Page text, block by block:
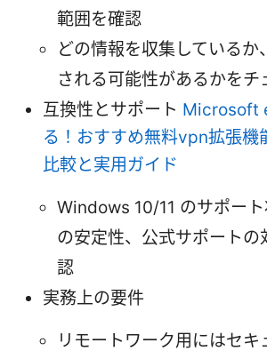
範囲を確認
どの情報を収集しているか
される可能性があるかをチ
互換性とサポート Microsoft
る！おすすめ無料vpn拡張機
比較と実用ガイド
Windows 10/11 のサポート
の安定性、公式サポートの
認
実務上の要件
リモートワーク用にはセキ